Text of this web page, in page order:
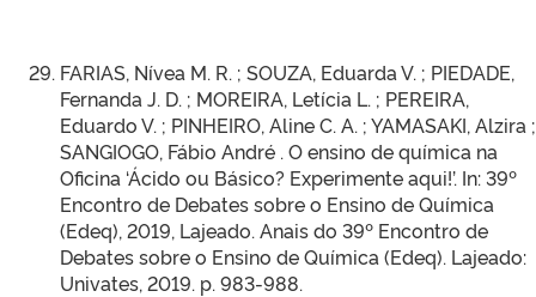
FARIAS, Nívea M. R. ; SOUZA, Eduarda V. ; PIEDADE,
Fernanda J. D. ; MOREIRA, Letícia L. ; PEREIRA,
Eduardo V. ; PINHEIRO, Aline C. A. ; YAMASAKI, Alzira ;
SANGIOGO, Fábio André . O ensino de química na
Oficina ‘Ácido ou Básico? Experimente aqui!’. In: 39º
Encontro de Debates sobre o Ensino de Química
(Edeq), 2019, Lajeado. Anais do 39º Encontro de
Debates sobre o Ensino de Química (Edeq). Lajeado:
Univates, 2019. p. 983-988.